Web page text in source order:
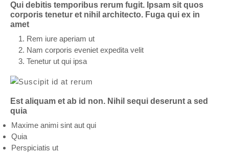
Qui debitis temporibus rerum fugit. Ipsam sit quos
corporis tenetur et nihil architecto. Fuga qui ex in
amet
Rem iure aperiam ut
Nam corporis eveniet expedita velit
Tenetur ut qui ipsa
Est aliquam et ab id non. Nihil sequi deserunt a sed
quia
Maxime animi sint aut qui
Quia
Perspiciatis ut